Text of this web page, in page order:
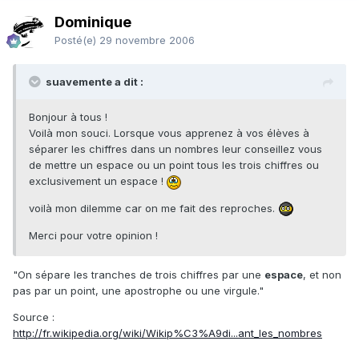
Dominique
Posté(e) 29 novembre 2006
suavemente a dit :
Bonjour à tous !
Voilà mon souci. Lorsque vous apprenez à vos élèves à
séparer les chiffres dans un nombres leur conseillez vous
de mettre un espace ou un point tous les trois chiffres ou
exclusivement un espace !
voilà mon dilemme car on me fait des reproches.
Merci pour votre opinion !
"On sépare les tranches de trois chiffres par une espace, et non
pas par un point, une apostrophe ou une virgule."
Source :
http://fr.wikipedia.org/wiki/Wikip%C3%A9di...ant_les_nombres